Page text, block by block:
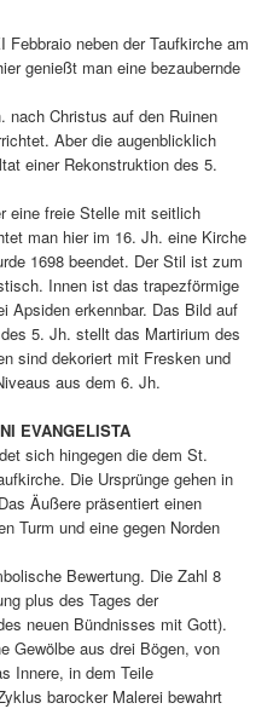
neben der Taufkirche am
genießt man eine bezaubernde
nach Christus auf den Ruinen
Aber die augenblicklich
einer Rekonstruktion des 5.
eine freie Stelle mit seitlich
man hier im 16. Jh. eine Kirche
1698 beendet. Der Stil ist zum
Innen ist das trapezförmige
Apsiden erkennbar. Das Bild auf
5. Jh. stellt das Martirium des
sind dekoriert mit Fresken und
aus dem 6. Jh.
EVANGELISTA
sich hingegen die dem St.
Die Ursprünge gehen in
Äußere präsentiert einen
Turm und eine gegen Norden
Bewertung. Die Zahl 8
plus des Tages der
neuen Bündnisses mit Gott).
Gewölbe aus drei Bögen, von
Innere, in dem Teile
barocker Malerei bewahrt